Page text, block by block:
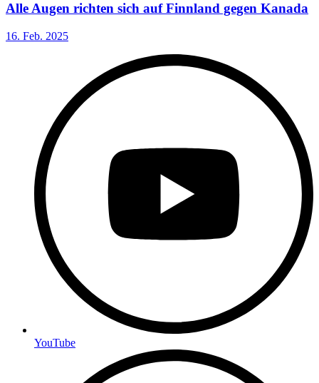
Alle Augen richten sich auf Finnland gegen Kanada
16. Feb. 2025
YouTube